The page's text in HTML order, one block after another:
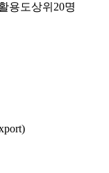
용도상위20명